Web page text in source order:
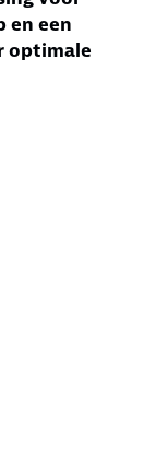
en een
optimale
zich door
gel, waardoor
hobbelige
te